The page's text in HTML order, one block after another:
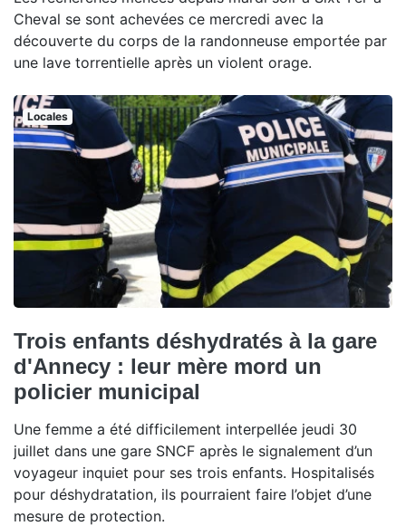
Cheval se sont achevées ce mercredi avec la
découverte du corps de la randonneuse emportée par
une lave torrentielle après un violent orage.
Locales
Trois enfants déshydratés à la gare
d'Annecy : leur mère mord un
policier municipal
Une femme a été difficilement interpellée jeudi 30
juillet dans une gare SNCF après le signalement d’un
voyageur inquiet pour ses trois enfants. Hospitalisés
pour déshydratation, ils pourraient faire l’objet d’une
mesure de protection.